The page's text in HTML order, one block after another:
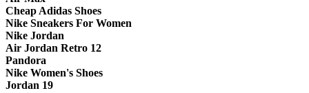
Cheap Adidas Shoes
Nike Sneakers For Women
Nike Jordan
Air Jordan Retro 12
Pandora
Nike Women's Shoes
Jordan 19